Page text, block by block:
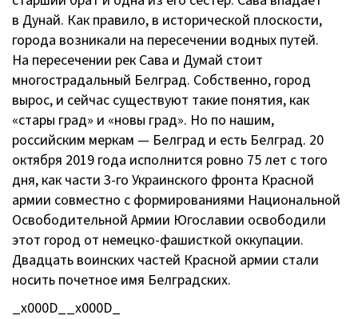
в Дунай. Как правило, в исторической плоскости,
города возникали на пересечении водных путей.
На пересечении рек Сава и Думай стоит
многострадальный Белград. Собственно, город
вырос, и сейчас существуют такие понятия, как
«стары град» и «новы град». Но по нашим,
российским меркам — Белград и есть Белград. 20
октября 2019 года исполнится ровно 75 лет с того
дня, как части 3-го Украинского фронта Красной
армии совместно с формированиями Национальной
Освободительной Армии Югославии освободили
этот город от немецко-фашисткой оккупации.
Двадцать воинских частей Красной армии стали
носить почетное имя Белградских.
_x000D__x000D_